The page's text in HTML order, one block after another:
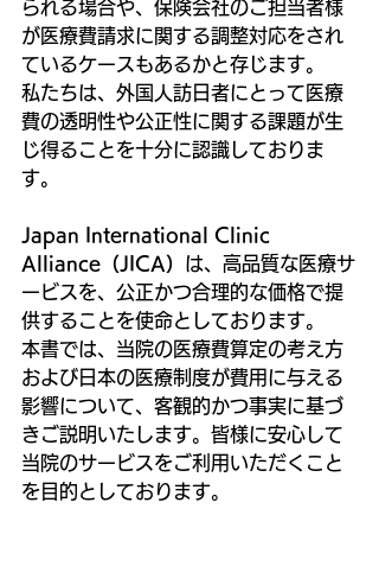
られる場合や、保険会社のご担当者様
が医療費請求に関する調整対応をされ
ているケースもあるかと存じます。
私たちは、外国人訪日者にとって医療
費の透明性や公正性に関する課題が生
じ得ることを十分に認識しておりま
す。
Japan International Clinic
Alliance（JICA） は、高品質な医療サ
ービスを、公正かつ合理的な価格で提
供することを使命としております。
本書では、当院の医療費算定の考え方
および日本の医療制度が費用に与える
影響について、客観的かつ事実に基づ
きご説明いたします。皆様に安心して
当院のサービスをご利用いただくこと
を目的としております。